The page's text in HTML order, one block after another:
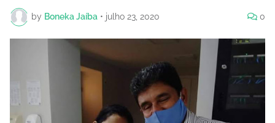
by Boneka Jaíba • julho 23, 2020 0